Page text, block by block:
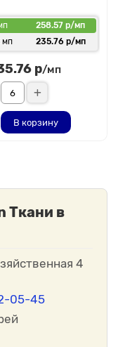
258.57 р/мп
мп
235.76 р/мп
р/мп
В корзину
Ткани в
4
05-45